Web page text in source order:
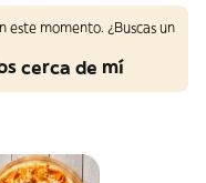
este momento. ¿Buscas un
cerca de mí